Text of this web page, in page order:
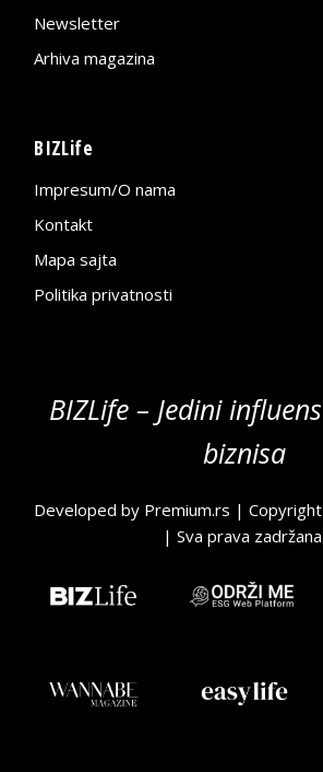
Newsletter
Arhiva magazina
BIZLife
Impresum/O nama
Kontakt
Mapa sajta
Politika privatnosti
BIZLife – Jedini
biznisa
Developed by Premium.rs |
| Sva prava zadržana.